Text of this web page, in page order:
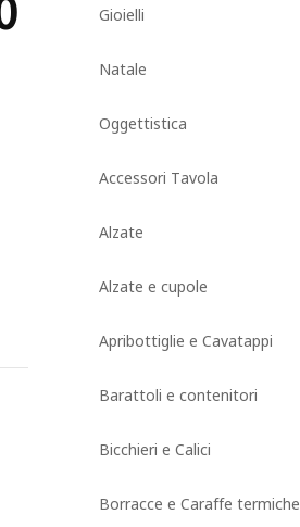
Gioielli
Natale
Oggettistica
Accessori Tavola
Alzate
Alzate e cupole
Apribottiglie e Cavatappi
Barattoli e contenitori
Bicchieri e Calici
Borracce e Caraffe termiche